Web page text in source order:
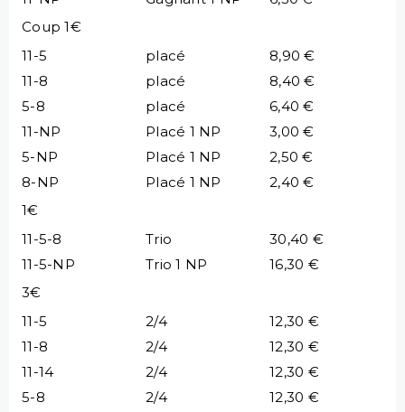
Coup 1€
11-5
placé
8,90 €
11-8
placé
8,40 €
5-8
placé
6,40 €
11-NP
Placé 1 NP
3,00 €
5-NP
Placé 1 NP
2,50 €
8-NP
Placé 1 NP
2,40 €
1€
11-5-8
Trio
30,40 €
11-5-NP
Trio 1 NP
16,30 €
3€
11-5
2/4
12,30 €
11-8
2/4
12,30 €
11-14
2/4
12,30 €
5-8
2/4
12,30 €